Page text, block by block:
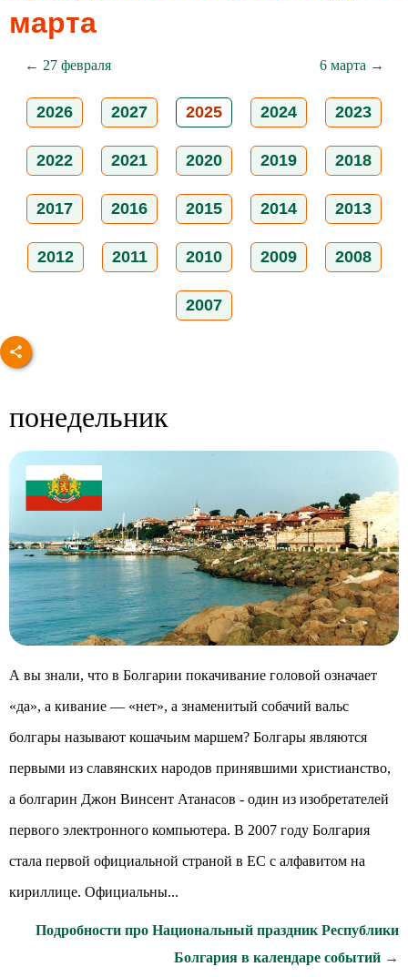
марта
← 27 февраля 6 марта →
2026 2027 2025 2024 2023
2022 2021 2020 2019 2018
2017 2016 2015 2014 2013
2012 2011 2010 2009 2008
2007
понедельник
А вы знали, что в Болгарии покачивание головой означает
«да», а кивание — «нет», а знаменитый собачий вальс
болгары называют кошачьим маршем? Болгары являются
первыми из славянских народов принявшими христианство,
а болгарин Джон Винсент Атанасов - один из изобретателей
первого электронного компьютера. В 2007 году Болгария
стала первой официальной страной в ЕС с алфавитом на
кириллице. Официальны...
Подробности про Национальный праздник Республики
Болгария в календаре событий →